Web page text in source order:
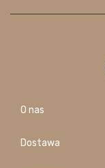
O nas
Dostawa